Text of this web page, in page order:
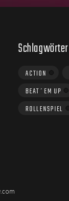
Schlagwörter
ACTION
BEAT´EM UP
ROLLENSPIEL